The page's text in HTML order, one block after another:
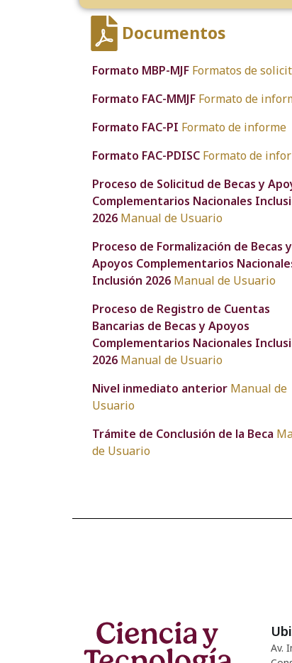
Documentos
Formato MBP-MJF Formatos de
Formato FAC-MMJF Formato de
Formato FAC-PI Formato de informe
Formato FAC-PDISC Formato de
Proceso de Solicitud de Becas y
Complementarios Nacionales
2026 Manual de Usuario
Proceso de Formalización de Becas y
Apoyos Complementarios
Inclusión 2026 Manual de Usuario
Proceso de Registro de Cuentas
Bancarias de Becas y Apoyos
Complementarios Nacionales
2026 Manual de Usuario
Nivel inmediato anterior Manual de
Usuario
Trámite de Conclusión de la Beca
de Usuario
Av.